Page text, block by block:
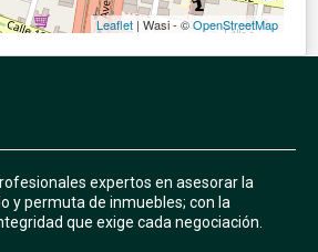
Leaflet | Wasi - ©OpenStreetMap
expertos en asesorar la
y permuta de inmuebles; con la
que exige cada negociación.